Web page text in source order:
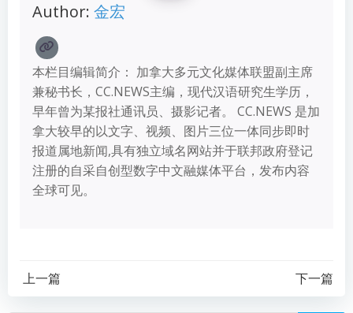
Author: 金宏
本栏目编辑简介： 加拿大多元文化媒体联盟副主席
兼秘书长，CC.NEWS主编，现代汉语研究生学历，
早年曾为某报社通讯员、摄影记者。 CC.NEWS 是加
拿大较早的以文字、视频、图片三位一体同步即时
报道属地新闻,具有独立域名网站并于联邦政府登记
注册的自采自创型数字中文融媒体平台，发布内容
全球可见。
上一篇 下一篇